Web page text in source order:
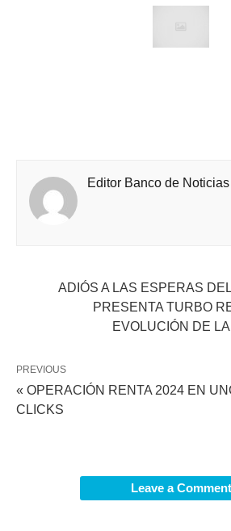
Editor Banco de Noticias
ADIÓS A LAS ESPERAS
PRESENTA TURBO
EVOLUCIÓN DE
PREVIOUS
« OPERACIÓN RENTA 2024 EN
CLICKS
Leave a Comment